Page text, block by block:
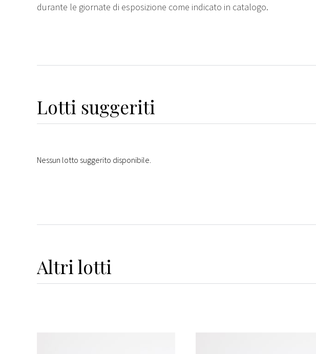
durante le giornate di esposizione come indicato in catalogo.
Lotti suggeriti
Nessun lotto suggerito disponibile.
Altri lotti